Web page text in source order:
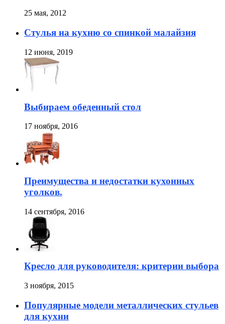
25 мая, 2012
Стулья на кухню со спинкой малайзия
12 июня, 2019
Выбираем обеденный стол
17 ноября, 2016
Преимущества и недостатки кухонных
уголков.
14 сентября, 2016
Кресло для руководителя: критерии выбора
3 ноября, 2015
Популярные модели металлических стульев
для кухни